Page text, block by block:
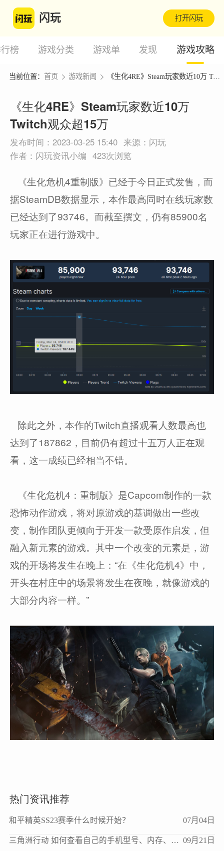
闪玩 打开闪玩
榜 游戏分类 游戏单 发现 游戏攻略
当前位置： 首页 游戏新闻 《生化4RE》Steam玩家数近10万 Twitch观众超15万
《生化4RE》Steam玩家数近10万
Twitch观众超15万
发布时间：2023-03-25 15:40 来源：闪玩
作者：闪玩资讯小编 423次浏览
《生化危机4重制版》已经于今日正式发售，而
据SteamDB数据显示，本作最高同时在线玩家数
已经达到了93746。而截至撰文，仍有85900名
玩家正在进行游戏中。
除此之外，本作的Twitch直播观看人数最高也
达到了187862，目前仍有超过十五万人正在观
看，这一成绩已经相当不错。
《生化危机4：重制版》是Capcom制作的一款
恐怖动作游戏，将对原游戏的基调做出一些改
变，制作团队更倾向于开发一款受原作启发，但
融入新元素的游戏。其中一个改变的元素是，游
戏的开场将发生在晚上：“在《生化危机4》中，
开头在村庄中的场景将发生在夜晚，就像游戏的
大部分内容一样。”
热门资讯推荐
和平精英SS23赛季什么时候开始？ 07月04日
三角洲行动 如何查看自己的手机型号、内存、处理器、版本等信息？ 09月21日